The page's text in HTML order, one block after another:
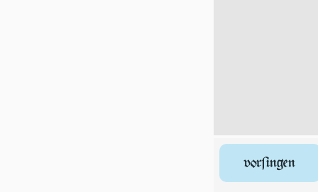
vorſingen